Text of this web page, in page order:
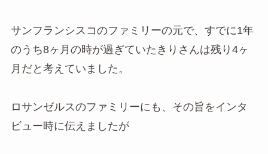
サンフランシスコのファミリーの元で、すでに1年
のうち8ヶ月の時が過ぎていたきりさんは残り4ヶ
月だと考えていました。
ロサンゼルスのファミリーにも、その旨をインタ
ビュー時に伝えましたが